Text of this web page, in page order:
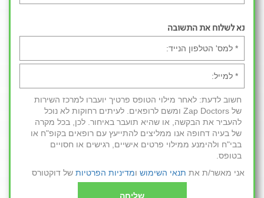
נא לשלוח את התשובה
חשוב לדעת: לאחר מילוי הטופס פרטיך יועברו למרכז השירות
של Zap Doctors ומשם לרופאים. לעיתים רחוקות לא נוכל
להעביר את הבקשה, או שהיא תועבר באיחור. לכן, בכל מקרה
של בעיה דחופה אנו ממליצים להתייעץ עם רופאים בקופ"ח או
בבי"ח ולהימנע ממילוי פרטים אישיים, רגישים או חסויים
בטופס.
אני מאשר/ת את תנאי השימוש ומדיניות הפרטיות של דוקטורס
שליחה